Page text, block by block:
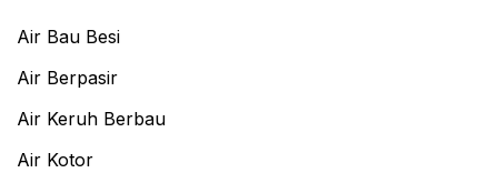
Air Bau Besi
Air Berpasir
Air Keruh Berbau
Air Kotor